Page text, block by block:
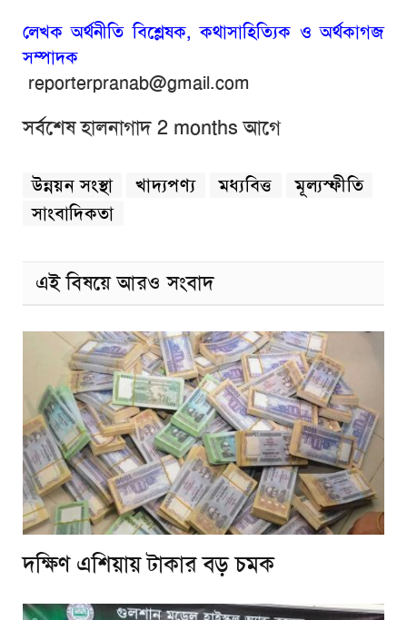
লেখক অর্থনীতি বিশ্লেষক, কথাসাহিত্যিক ও অর্থকাগজ
সম্পাদক
reporterpranab@gmail.com
সর্বশেষ হালনাগাদ 2 months আগে
উন্নয়ন সংস্থা খাদ্যপণ্য মধ্যবিত্ত
মূল্যস্ফীতি
সাংবাদিকতা
এই বিষয়ে আরও সংবাদ
দক্ষিণ এশিয়ায় টাকার বড় চমক